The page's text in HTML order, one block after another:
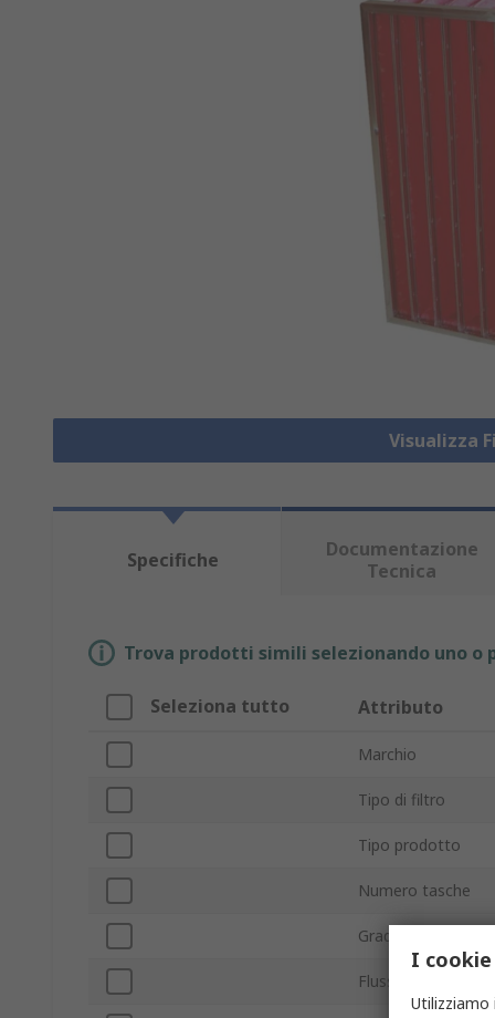
Visualizza
Specifiche
Documentazione
Tecnica
Trova prodotti simili selezionando uno
Seleziona tutto Attributo
Marchio
Tipo di filtro
Tipo prodotto
Numero tasche
Grado di filtrazione
Flusso d'aria
I